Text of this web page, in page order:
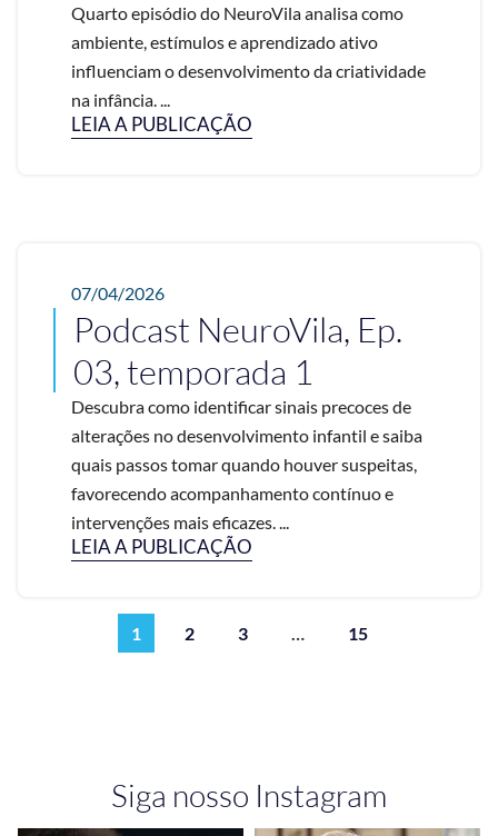
Quarto episódio do NeuroVila analisa como
ambiente, estímulos e aprendizado ativo
influenciam o desenvolvimento da criatividade
na infância. ...
LEIA A PUBLICAÇÃO
07/04/2026
Podcast NeuroVila, Ep.
03, temporada 1
Descubra como identificar sinais precoces de
alterações no desenvolvimento infantil e saiba
quais passos tomar quando houver suspeitas,
favorecendo acompanhamento contínuo e
intervenções mais eficazes. ...
LEIA A PUBLICAÇÃO
1 2 3 15
Siga nosso Instagram